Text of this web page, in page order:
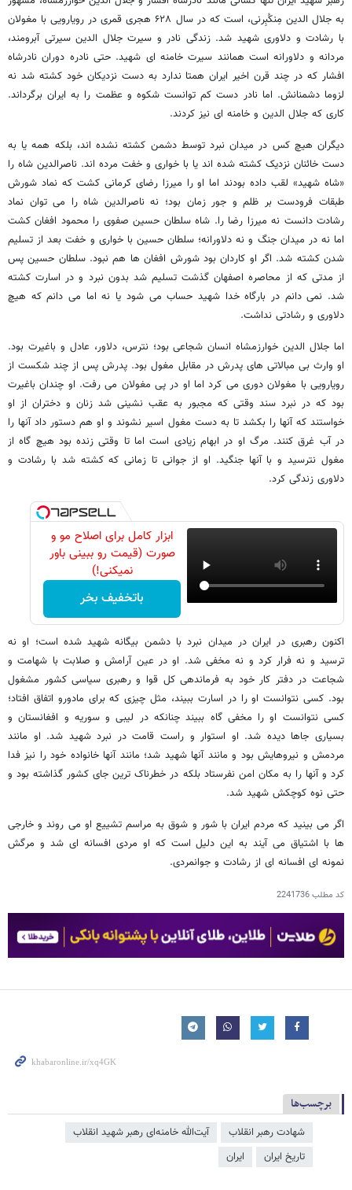
به جلال الدین مِنکُبِرنی، است که در سال ۶۲۸ هجری قمری در رویارویی با مغولان
با رشادت و دلاوری شهید شد. زندگی نادر و سیرت جلال الدین سیرتی آبرومند،
مردانه و دلاورانه است همانند سیرت خامنه ای شهید. حتی نادره دوران نادرشاه
افشار که در چند قرن اخیر ایران همتا ندارد به دست نزدیکان خود کشته شد نه
لزوما دشمنانش. اما نادر دست کم توانست شکوه و عظمت را به ایران برگرداند.
کاری که جلال الدین و خامنه ای نیز کردند.
دیگران هیچ کس در میدان نبرد توسط دشمن کشته نشده اند، بلکه همه یا به
دست خائنان نزدیک کشته شده اند یا با خواری و خفت مرده اند. ناصرالدین شاه را
«شاه شهید» لقب داده بودند اما او را میرزا رضای کرمانی کشت که نماد شورش
طبقات فرودست بر ظلم و جور زمان بود؛ نه ناصرالدین شاه را می توان نماد
رشادت دانست نه میرزا رضا را. شاه سلطان حسین صفوی را محمود افغان کشت
اما نه در میدان جنگ و نه دلاورانه؛ سلطان حسین با خواری و خفت بعد از تسلیم
شدن کشته شد. اگر او کاردان بود شورش افغان ها هم نبود. سلطان حسین پس
از مدتی که از محاصره اصفهان گذشت تسلیم شد بدون نبرد و در اسارت کشته
شد. نمی دانم در بارگاه خدا شهید حساب می شود یا نه اما می دانم که هیچ
دلاوری و رشادتی نداشت.
اما جلال الدین خوارزمشاه انسان شجاعی بود؛ نترس، دلاور، عادل و باغیرت بود.
او وارث بی مبالاتی های پدرش در مقابل مغول بود. پدرش پس از چند شکست از
رویارویی با مغولان دوری می کرد اما او در پی مغولان می رفت. او چندان باغیرت
بود که در نبرد سند وقتی که مجبور به عقب نشینی شد زنان و دختران از او
خواستند که آنها را بکشد تا به دست مغول اسیر نشوند و او هم دستور داد آنها را
در آب غرق کنند. مرگ او در ابهام زیادی است اما تا وقتی زنده بود هیچ گاه از
مغول نترسید و با آنها جنگید. او از جوانی تا زمانی که کشته شد با رشادت و
دلاوری زندگی کرد.
ابزار کامل برای اصلاح مو و
صورت (قیمت رو ببینی باور
نمیکنی!)
باتخفیف بخر
اکنون رهبری در ایران در میدان نبرد با دشمن بیگانه شهید شده است؛ او نه
ترسید و نه فرار کرد و نه مخفی شد. او در عین آرامش و صلابت با شهامت و
شجاعت در دفتر کار خود به فرماندهی کل قوا و رهبری سیاسی کشور مشغول
بود. کسی نتوانست او را در اسارت ببیند، مثل چیزی که برای مادورو اتفاق افتاد؛
کسی نتوانست او را مخفی گاه ببیند چنانکه در لیبی و سوریه و افغانستان و
بسیاری جاها دیده شد. او استوار و راست قامت در نبرد شهید شد. او مانند
مردمش و نیروهایش بود و مانند آنها شهید شد؛ مانند آنها خانواده خود را نیز فدا
کرد و آنها را به مکان امن نفرستاد بلکه در خطرناک ترین جای کشور گذاشته بود و
حتی نوه کوچکش شهید شد.
اگر می بینید که مردم ایران با شور و شوق به مراسم تشییع او می روند و خارجی
ها با اشتیاق می آیند به این دلیل است که او مردی افسانه ای شد و مرگش
نمونه ای افسانه ای از رشادت و جوانمردی.
کد مطلب2241736
برچسب‌ها
شهادت رهبر انقلاب
آیت‌الله خامنه‌ای رهبر شهید انقلاب
تاریخ ایران
ایران